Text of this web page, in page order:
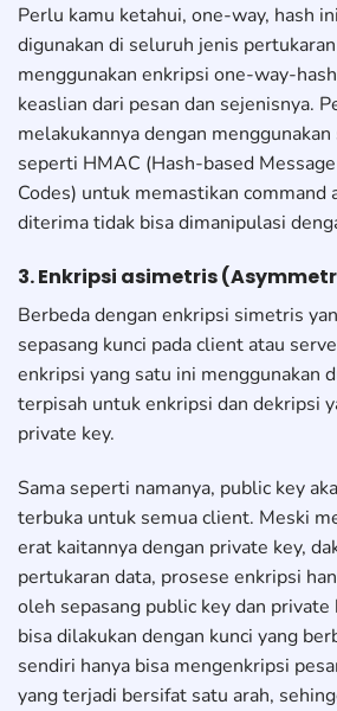
Perlu kamu ketahui, one-way, hash
digunakan di seluruh jenis
menggunakan enkripsi one-way-
keaslian dari pesan dan sejenisnya.
melakukannya dengan
seperti HMAC (Hash-based
Codes) untuk memastikan command
diterima tidak bisa dimanipulasi
3. Enkripsi asimetris
Berbeda dengan enkripsi simetris
sepasang kunci pada client atau
enkripsi yang satu ini menggunakan
terpisah untuk enkripsi dan dekripsi
private key.
Sama seperti namanya, public key
terbuka untuk semua client. Meski
erat kaitannya dengan private key,
pertukaran data, prosese enkripsi
oleh sepasang public key dan private
bisa dilakukan dengan kunci yang
sendiri hanya bisa mengenkripsi
yang terjadi bersifat satu arah,